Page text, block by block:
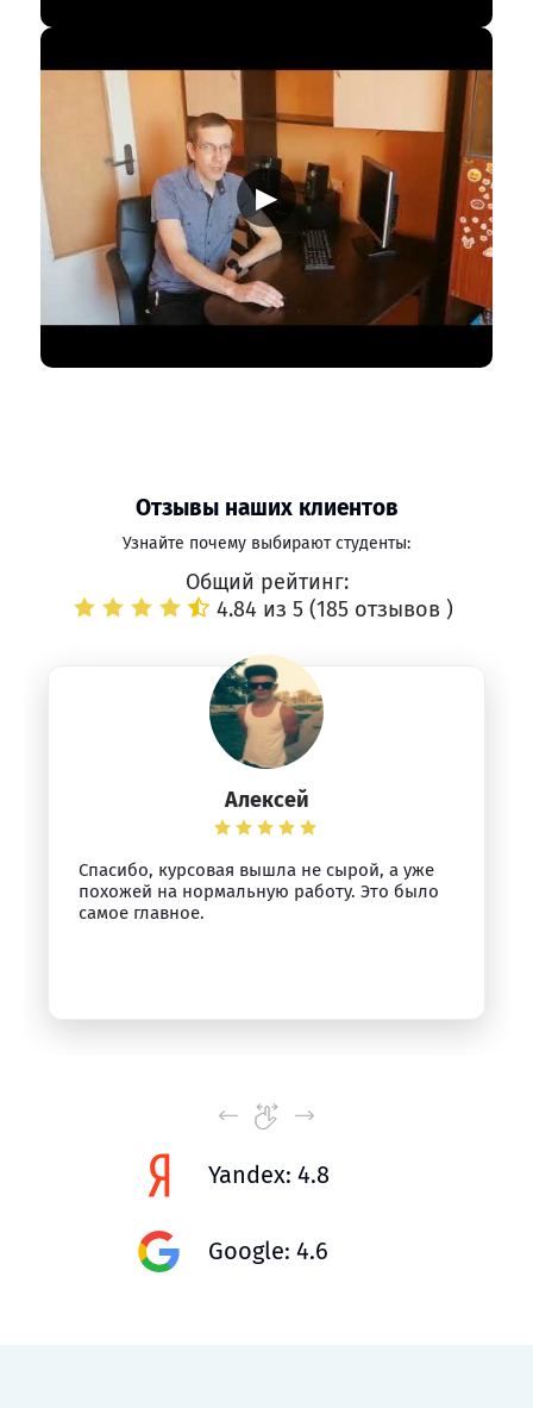
▶
Отзывы наших клиентов
Узнайте почему выбирают студенты:
Общий рейтинг:
4.84 из 5 (185 отзывов )
Алексей
Спасибо, курсовая вышла не сырой, а уже
похожей на нормальную работу. Это было
самое главное.
Yandex: 4.8
Google: 4.6